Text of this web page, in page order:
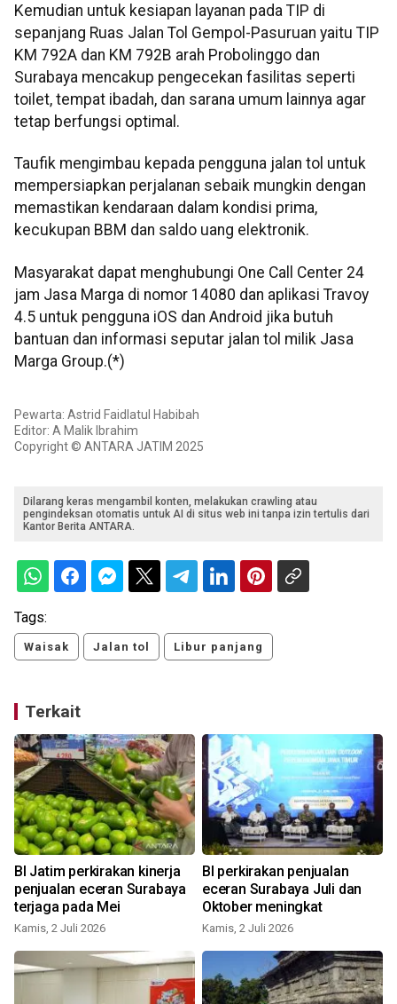
Kemudian untuk kesiapan layanan pada TIP di
sepanjang Ruas Jalan Tol Gempol-Pasuruan yaitu TIP
KM 792A dan KM 792B arah Probolinggo dan
Surabaya mencakup pengecekan fasilitas seperti
toilet, tempat ibadah, dan sarana umum lainnya agar
tetap berfungsi optimal.
Taufik mengimbau kepada pengguna jalan tol untuk
mempersiapkan perjalanan sebaik mungkin dengan
memastikan kendaraan dalam kondisi prima,
kecukupan BBM dan saldo uang elektronik.
Masyarakat dapat menghubungi One Call Center 24
jam Jasa Marga di nomor 14080 dan aplikasi Travoy
4.5 untuk pengguna iOS dan Android jika butuh
bantuan dan informasi seputar jalan tol milik Jasa
Marga Group.(*)
Pewarta: Astrid Faidlatul Habibah
Editor: A Malik Ibrahim
Copyright © ANTARA JATIM 2025
Dilarang keras mengambil konten, melakukan crawling atau
pengindeksan otomatis untuk AI di situs web ini tanpa izin tertulis dari
Kantor Berita ANTARA.
Tags:
Waisak Jalan tol Libur panjang
Terkait
BI Jatim perkirakan kinerja
penjualan eceran Surabaya
terjaga pada Mei
Kamis, 2 Juli 2026
BI perkirakan penjualan
eceran Surabaya Juli dan
Oktober meningkat
Kamis, 2 Juli 2026